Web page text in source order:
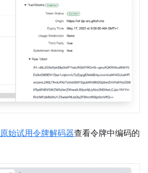
原始试用令牌解码器查看令牌中编码的